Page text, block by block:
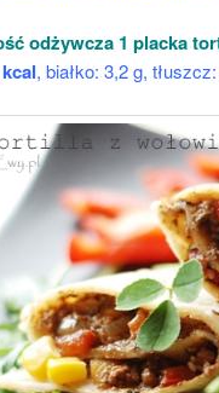
odżywcza 1 placka
, białko: 3,2 g,